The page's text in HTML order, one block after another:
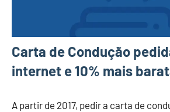
Carta de Condução
internet e 10% mais
A partir de 2017, pedir a carta de